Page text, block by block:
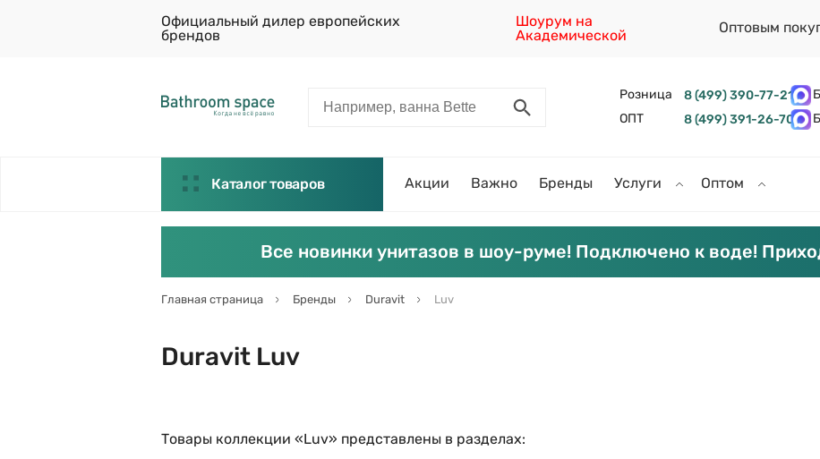
Официальный дилер европейских
брендов
Шоурум на
Академической
Оптовым
Розница 8 (499) 390-77-21
ОПТ
8 (499) 391-26-70
Каталог товаров Акции Важно Бренды Услуги Оптом
Все новинки унитазов в шоу-руме! Подключено к воде!
Главная страница Бренды Duravit Luv
Duravit Luv
Товары коллекции «Luv» представлены в разделах: